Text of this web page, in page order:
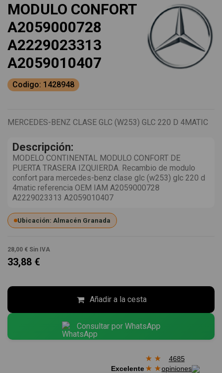
MODULO CONFORT
A2059000728
A2229023313
A2059010407
Codigo: 1428948
MERCEDES-BENZ CLASE GLC (W253) GLC 220 D 4MATIC
Descripción:
MODELO CONTINENTAL MODULO CONFORT DE
PUERTA TRASERA IZQUIERDA. Recambio de modulo
confort para mercedes-benz clase glc (w253) glc 220 d
4matic referencia OEM IAM A2059000728
A2229023313 A2059010407
Ubicación: Almacén Granada
28,00 € Sin IVA
33,88 €
Añadir a la cesta
Consultar por WhatsApp
Excelente
★ ★
★ ★
4685
opiniones